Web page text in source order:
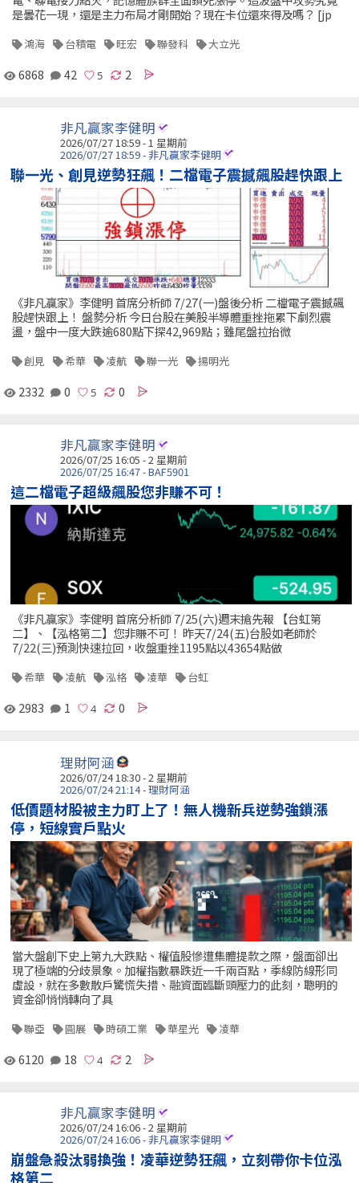
是曇花一現，還是主力布局才剛開始？現在卡位還來得及嗎？ [jp
鴻海 台積電 旺宏 聯發科 大立光
6868 42 2
非凡贏家李健明
2026/07/27 18:59 - 1 星期前
2026/07/27 18:59 - 非凡贏家李健明
聯一光、創見逆勢狂飆！二檔電子震撼飆股趕快跟上
《非凡贏家》李健明 首席分析師 7/27(一)盤後分析 二檔電子震撼飆
股趕快跟上！ 盤勢分析 今日台股在美股半導體重挫拖累下劇烈震
盪，盤中一度大跌逾680點下探42,969點；雖尾盤拉抬微
創見 希華 凌航 聯一光 揚明光
2332 0 0
非凡贏家李健明
2026/07/25 16:05 - 2 星期前
2026/07/25 16:47 - BAF5901
這二檔電子超級飆股您非賺不可！
《非凡贏家》李健明 首席分析師 7/25(六)週末搶先報 【台虹第
二】、【泓格第二】您非賺不可！ 昨天7/24(五)台股如老師於
7/22(三)預測快速拉回，收盤重挫1195點以43654點做
希華 凌航 泓格 凌華 台虹
2983 1 0
理財阿涵
2026/07/24 18:30 - 2 星期前
2026/07/24 21:14 - 理財阿涵
低價題材股被主力盯上了！無人機新兵逆勢強鎖漲
停，短線實戶點火
當大盤創下史上第九大跌點、權值股慘遭集體提款之際，盤面卻出
現了極端的分歧景象。加權指數暴跌近一千兩百點，季線防線形同
虛設，就在多數散戶驚慌失措、融資面臨斷頭壓力的此刻，聰明的
資金卻悄悄轉向了具
聯亞 圓展 時碩工業 華星光 凌華
6120 18 2
非凡贏家李健明
2026/07/24 16:06 - 2 星期前
2026/07/24 16:06 - 非凡贏家李健明
崩盤急殺汰弱換強！凌華逆勢狂飆，立刻帶你卡位泓
格第二